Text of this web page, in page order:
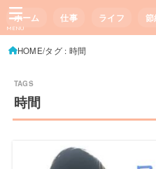
ホーム 仕事 ライフ 節
MENU
HOME タグ : 時間
時間